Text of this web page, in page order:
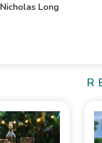
Nicholas Long